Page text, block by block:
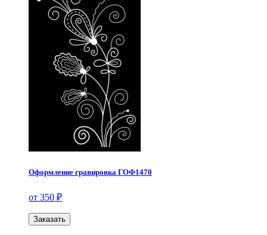
Оформление гравировка ГОФ1470
от 350 ₽
Заказать